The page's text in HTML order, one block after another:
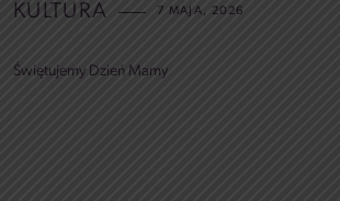
KULTURA 7 MAJA, 2026
Świętujemy Dzień Mamy